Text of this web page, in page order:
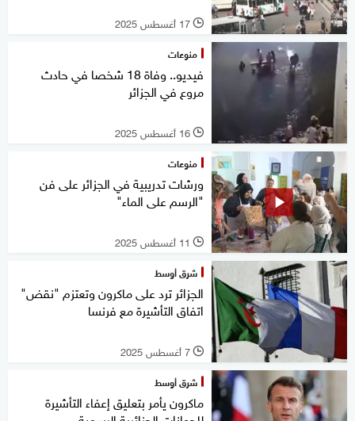
l 17 أغسطس 2025
منوعات
فيديو.. وفاة 18 شخصا في حادث
مروع في الجزائر
l 16 أغسطس 2025
منوعات
ورشات تدريبية في الجزائر على فن
"الرسم على الماء"
l 11 أغسطس 2025
شرق أوسط
الجزائر ترد على ماكرون وتعتزم "نقض"
اتفاق التأشيرة مع فرنسا
l 7 أغسطس 2025
شرق أوسط
ماكرون يأمر بتعليق إعفاء التأشيرة